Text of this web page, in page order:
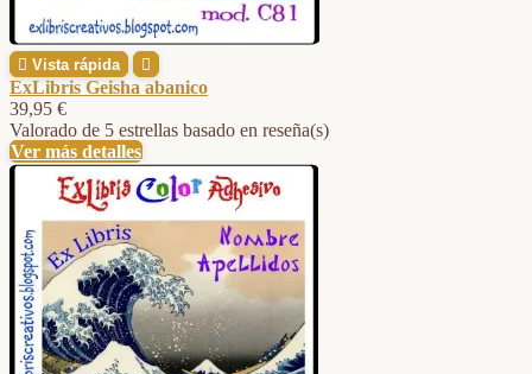
 Vista rápida 
ExLibris Geisha abanico
39,95 €
Valorado de 5 estrellas basado en reseña(s)
Ver más detalles